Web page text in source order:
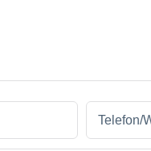
Telefon/